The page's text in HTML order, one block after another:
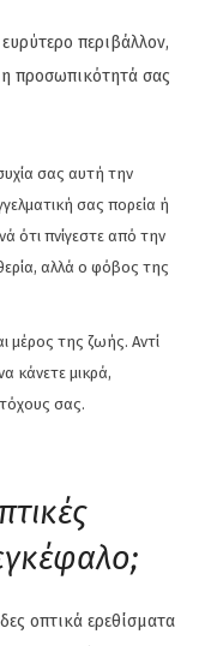
περιβάλλον,
προσωπικότητά σας
σας αυτή την
σας πορεία ή
ότι πνίγεστε από την
αλλά ο φόβος της
μέρος της ζωής. Αντί
κάνετε μικρά,
σας.
οπτικά ερεθίσματα